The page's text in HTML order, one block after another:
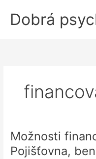
obsahDobrá
Možnosti
Pojišťovna,